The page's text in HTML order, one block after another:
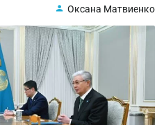
Оксана Матвиенко